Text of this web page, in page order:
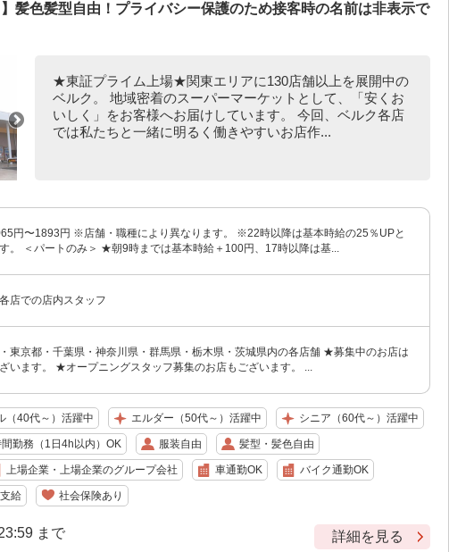
髪色髪型自由！プライバシー保護のため接客時の名前は非表示で
★東証プライム上場★関東エリアに130店舗以上を展開中の
ベルク。 地域密着のスーパーマーケットとして、「安くお
いしく」をお客様へお届けしています。 今回、ベルク各店
では私たちと一緒に明るく働きやすいお店作...
円〜1893円 ※店舗・職種により異なります。 ※22時以降は基本時給の25％UPと
。 ＜パートのみ＞ ★朝9時までは基本時給＋100円、17時以降は基...
店での店内スタッフ
東京都・千葉県・神奈川県・群馬県・栃木県・茨城県内の各店舗 ★募集中のお店は
います。 ★オープニングスタッフ募集のお店もございます。 ...
（40代～）活躍中 エルダー（50代～）活躍中 シニア（60代～）活躍中
勤務（1日4h以内）OK 服装自由 髪型・髪色自由
上場企業・上場企業のグループ会社 車通勤OK バイク通勤OK
給 社会保険あり
まで 詳細を見る